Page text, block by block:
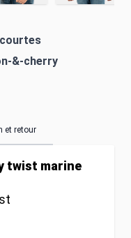
&-cherry
et retour
twist marine